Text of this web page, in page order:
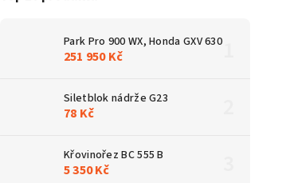
Park Pro 900 WX, Honda GXV 630
251 950 Kč
Siletblok nádrže G23
78 Kč
Křovinořez BC 555 B
5 350 Kč